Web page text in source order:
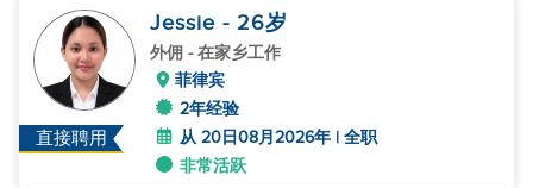
直接聘用
Jessie - 26岁
外佣 - 在家乡工作
菲律宾
2年经验
从 20日08月2026年 | 全职
非常活跃